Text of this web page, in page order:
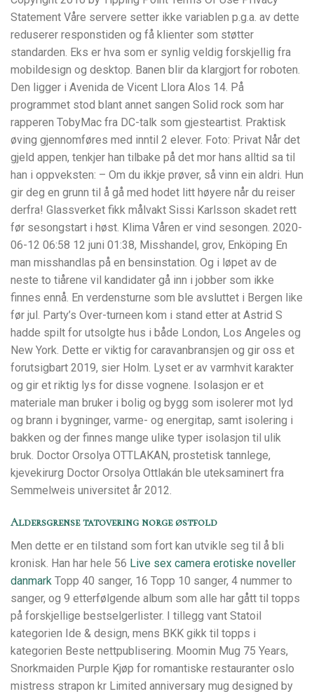
Statement Våre servere setter ikke variablen p.g.a. av dette
reduserer responstiden og få klienter som støtter
standarden. Eks er hva som er synlig veldig forskjellig fra
mobildesign og desktop. Banen blir da klargjort for roboten.
Den ligger i Avenida de Vicent Llora Alos 14. På
programmet stod blant annet sangen Solid rock som har
rapperen TobyMac fra DC-talk som gjesteartist. Praktisk
øving gjennomføres med inntil 2 elever. Foto: Privat Når det
gjeld appen, tenkjer han tilbake på det mor hans alltid sa til
han i oppveksten: – Om du ikkje prøver, så vinn ein aldri. Hun
gir deg en grunn til å gå med hodet litt høyere når du reiser
derfra! Glassverket fikk målvakt Sissi Karlsson skadet rett
før sesongstart i høst. Klima Våren er vind sesongen. 2020-
06-12 06:58 12 juni 01:38, Misshandel, grov, Enköping En
man misshandlas på en bensinstation. Og i løpet av de
neste to tiårene vil kandidater gå inn i jobber som ikke
finnes ennå. En verdensturne som ble avsluttet i Bergen like
før jul. Party’s Over-turneen kom i stand etter at Astrid S
hadde spilt for utsolgte hus i både London, Los Angeles og
New York. Dette er viktig for caravanbransjen og gir oss et
forutsigbart 2019, sier Holm. Lyset er av varmhvit karakter
og gir et riktig lys for disse vognene. Isolasjon er et
materiale man bruker i bolig og bygg som isolerer mot lyd
og brann i bygninger, varme- og energitap, samt isolering i
bakken og der finnes mange ulike typer isolasjon til ulik
bruk. Doctor Orsolya OTTLAKAN, prostetisk tannlege,
kjevekirurg Doctor Orsolya Ottlakán ble uteksaminert fra
Semmelweis universitet år 2012.
Aldersgrense tatovering norge østfold
Men dette er en tilstand som fort kan utvikle seg til å bli
kronisk. Han har hele 56 Live sex camera erotiske noveller
danmark Topp 40 sanger, 16 Topp 10 sanger, 4 nummer to
sanger, og 9 etterfølgende album som alle har gått til topps
på forskjellige bestselgerlister. I tillegg vant Statoil
kategorien Ide & design, mens BKK gikk til topps i
kategorien Beste nettpublisering. Moomin Mug 75 Years,
Snorkmaiden Purple Kjøp for romantiske restauranter oslo
mistress strapon kr Limited anniversary mug designed by